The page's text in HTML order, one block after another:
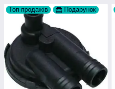
Топ продажів Подарунок